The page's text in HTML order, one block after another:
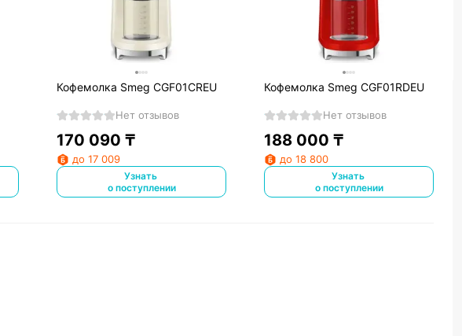
Кофемолка Smeg CGF01CREU
Нет отзывов
170 090 ₸
до 17 009
Узнать
о поступлении
Кофемолка Smeg CGF01RDEU
Нет отзывов
188 000 ₸
до 18 800
Узнать
о поступлении